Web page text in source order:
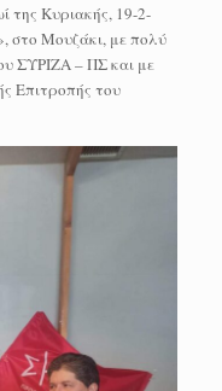
της Κυριακής, 19-2-
στο Μουζάκι, με πολύ
ΣΥΡΙΖΑ – ΠΣ και με
Επιτροπής του